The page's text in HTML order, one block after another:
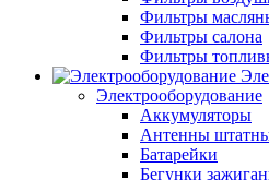
Фильтры
Фильтры салона
Фильтры
Электрооборудование
Аккумуляторы
Антенны
Батарейки
Бегунки